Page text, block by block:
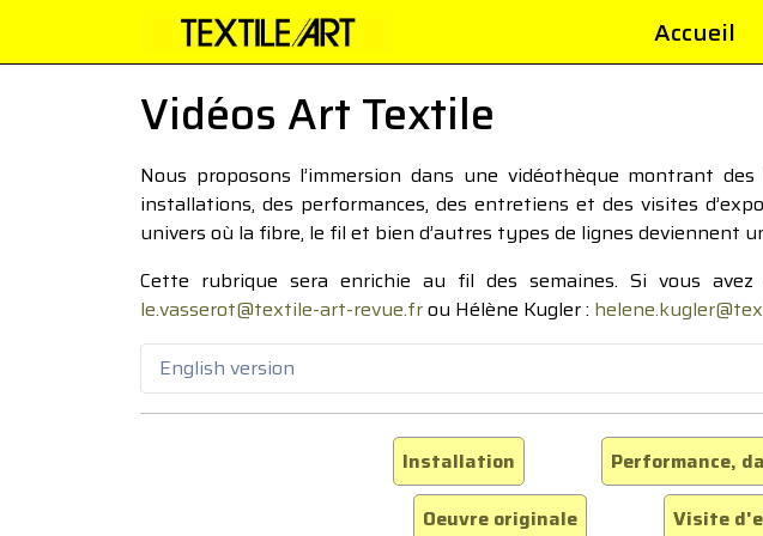
Accueil
Vidéos Art Textile
Nous proposons l’immersion dans une vidéothèque montrant
installations, des performances, des entretiens et des visites
univers où la fibre, le fil et bien d’autres types de lignes deviennent
Cette rubrique sera enrichie au fil des semaines. Si vous
le.vasserot@textile-art-revue.frou Hélène Kugler :
English version
Installation Performance,
Oeuvre originale
Visite